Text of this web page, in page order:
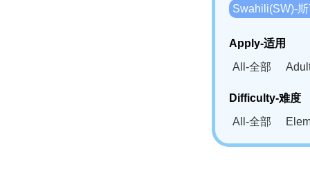
Swahili(SW)-
Apply-适用
All-全部
Difficulty-难度
All-全部